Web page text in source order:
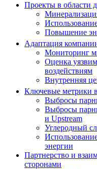
Проекты в области
Повышение
Адаптация
Мониторинг
Оценка
воздействиям
Внутренняя
Ключевые метрики
Выбросы
Выбросы
и Upstream
Углеродный
энергии
Партнерство и
сторонами